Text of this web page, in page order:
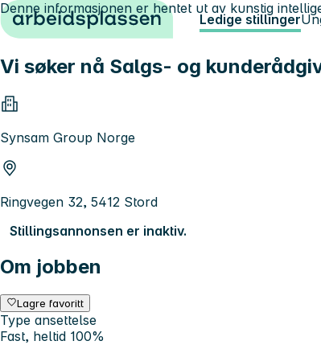
Hopp til innhold Ledige stillinger
Vi søker nå Salgs- og
Synsam Group Norge
Ringvegen 32, 5412 Stord
Stillingsannonsen er inaktiv.
Om jobben
Lagre favoritt
Type ansettelse
Fast, heltid 100%
Denne informasjonen er hentet ut av kunstig